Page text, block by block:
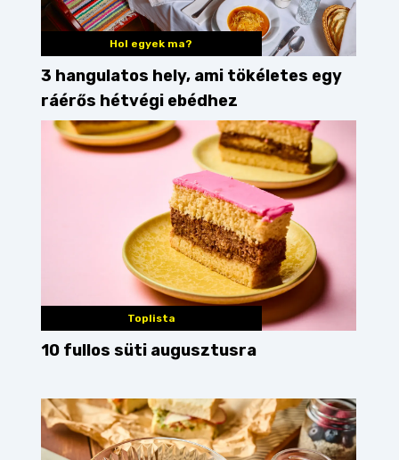
Hol egyek ma?
3 hangulatos hely, ami tökéletes egy
ráérős hétvégi ebédhez
Toplista
10 fullos süti augusztusra